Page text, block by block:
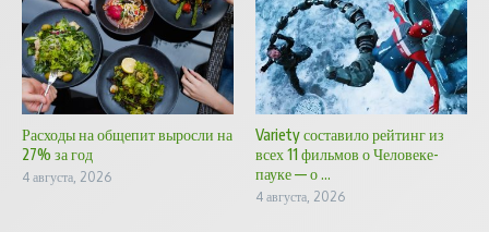
Расходы на общепит выросли на
27% за год
4 августа, 2026
Variety составило рейтинг из
всех 11 фильмов о Человеке-
пауке — о ...
4 августа, 2026